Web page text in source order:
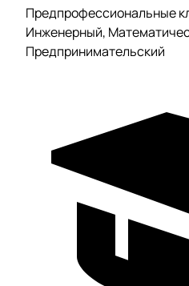
Предпрофессиональные
Инженерный,
Предпринимательский